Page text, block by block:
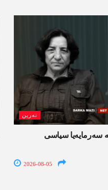
نەرین
سه‌رمایه‌یا سیاسی
2026-08-05